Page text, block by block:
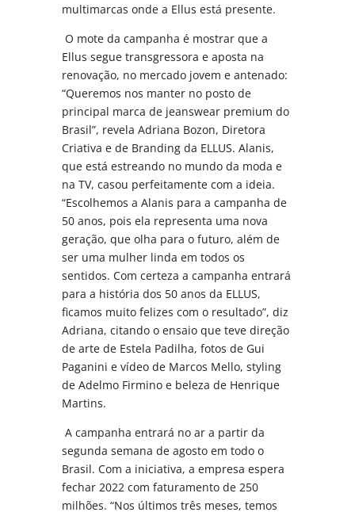
multimarcas onde a Ellus está presente.
O mote da campanha é mostrar que a
Ellus segue transgressora e aposta na
renovação, no mercado jovem e antenado:
“Queremos nos manter no posto de
principal marca de jeanswear premium do
Brasil”, revela Adriana Bozon, Diretora
Criativa e de Branding da ELLUS. Alanis,
que está estreando no mundo da moda e
na TV, casou perfeitamente com a ideia.
“Escolhemos a Alanis para a campanha de
50 anos, pois ela representa uma nova
geração, que olha para o futuro, além de
ser uma mulher linda em todos os
sentidos. Com certeza a campanha entrará
para a história dos 50 anos da ELLUS,
ficamos muito felizes com o resultado”, diz
Adriana, citando o ensaio que teve direção
de arte de Estela Padilha, fotos de Gui
Paganini e vídeo de Marcos Mello, styling
de Adelmo Firmino e beleza de Henrique
Martins.
A campanha entrará no ar a partir da
segunda semana de agosto em todo o
Brasil. Com a iniciativa, a empresa espera
fechar 2022 com faturamento de 250
milhões. “Nos últimos três meses, temos